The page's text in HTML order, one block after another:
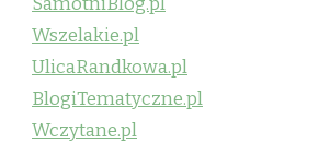
Wszelakie.pl
UlicaRandkowa.pl
BlogiTematyczne.pl
Wczytane.pl